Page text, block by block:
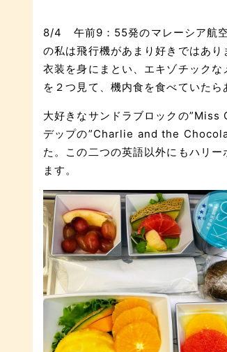
8/4 午前9：55発のマレーシア航空
の私は飛行機があまり好きではあ
衣装を身にまとい、エキゾチック
を２つ見て、機内食を食べていたら
大好きなサンドラブロックの
デップの”Charlie and the
た。この二つの英語以外にもハリ
ます。